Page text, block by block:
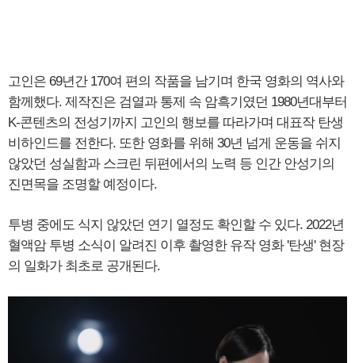
고인은 69년간 170여 편의 작품을 남기며 한국 영화의 역사와
함께했다. 제작진은 검열과 통제 속 암흑기였던 1980년대부터
K-콘텐츠의 전성기까지 고인의 행보를 따라가며 대표작 탄생
비하인드를 전한다. 또한 영화를 위해 30년 넘게 운동을 쉬지
않았던 성실함과 스크린 뒤편에서의 노력 등 인간 안성기의
진면목을 조명할 예정이다.
투병 중에도 식지 않았던 연기 열정도 확인할 수 있다. 2022년
혈액암 투병 소식이 알려진 이후 촬영한 유작 영화 '탄생' 현장
의 일화가 최초로 공개된다.